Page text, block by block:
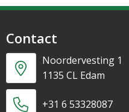
Contact
Noordervesting 1
1135 CL Edam
+31 6 53328087